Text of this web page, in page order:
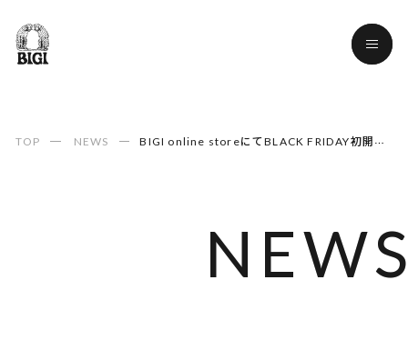
TOP NEWS BIGI online storeにてBLACK FRIDAY初開催！